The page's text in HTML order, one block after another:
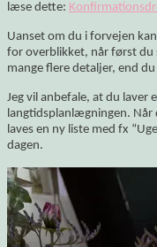
læse dette:
Uanset om du i forvejen
for overblikket, når først du
mange flere detaljer, end
Jeg vil anbefale, at du laver
langtidsplanlægningen. Når
laves en ny liste med fx
dagen.